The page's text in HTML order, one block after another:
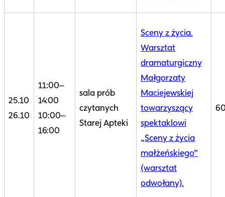
25.10
26.10
11:00–
14:00
10:00–
16:00
sala prób
czytanych
Starej Apteki
Sceny z życia.
Warsztat
dramaturgiczny
Małgorzaty
Maciejewskiej
towarzyszący
spektaklowi
„Sceny z życia
małżeńskiego”
(warsztat
odwołany).